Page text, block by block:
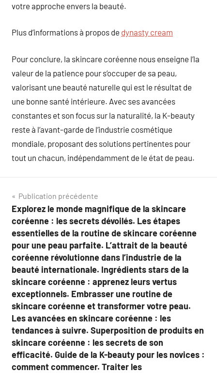
votre approche envers la beauté.
Plus d’informations à propos de dynasty cream
Pour conclure, la skincare coréenne nous enseigne l’la
valeur de la patience pour s’occuper de sa peau,
valorisant une beauté naturelle qui est le résultat de
une bonne santé intérieure. Avec ses avancées
constantes et son focus sur la naturalité, la K-beauty
reste à l’avant-garde de l’industrie cosmétique
mondiale, proposant des solutions pertinentes pour
tout un chacun, indépendamment de le état de peau.
Navigation
de
l’article
Publication précédente
Explorez le monde magnifique de la skincare
coréenne : les secrets dévoilés. Les étapes
essentielles de la routine de skincare coréenne
pour une peau parfaite. L’attrait de la beauté
coréenne révolutionne dans l’industrie de la
beauté internationale. Ingrédients stars de la
skincare coréenne : apprenez leurs vertus
exceptionnels. Embrasser une routine de
skincare coréenne et transformer votre peau.
Les avancées en skincare coréenne : les
tendances à suivre. Superposition de produits en
skincare coréenne : les secrets de son
efficacité. Guide de la K-beauty pour les novices :
comment commencer. Traiter les